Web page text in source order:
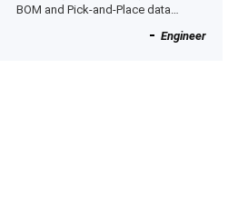
BOM and Pick-and-Place data
expected after receiving the boards.
Engineer